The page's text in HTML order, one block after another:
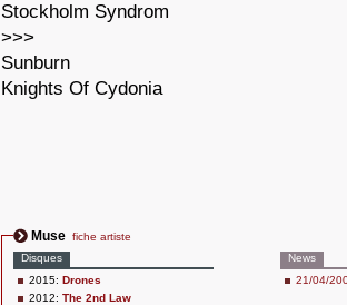
Stockholm Syndrom
>>>
Sunburn
Knights Of Cydonia
Muse fiche artiste
Disques
2015: Drones
2012: The 2nd Law
News
21/04/